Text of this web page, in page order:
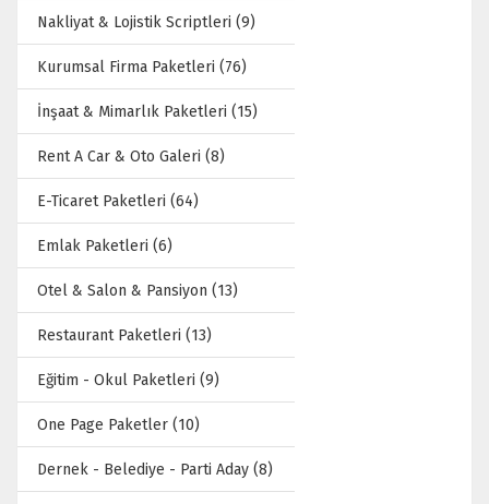
Nakliyat & Lojistik Scriptleri (9)
Kurumsal Firma Paketleri (76)
İnşaat & Mimarlık Paketleri (15)
Rent A Car & Oto Galeri (8)
E-Ticaret Paketleri (64)
Emlak Paketleri (6)
Otel & Salon & Pansiyon (13)
Restaurant Paketleri (13)
Eğitim - Okul Paketleri (9)
One Page Paketler (10)
Dernek - Belediye - Parti Aday (8)